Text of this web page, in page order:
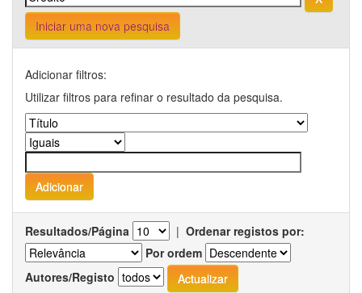
Iniciar uma nova pesquisa
Adicionar filtros:
Utilizar filtros para refinar o resultado da pesquisa.
Resultados/Página | Ordenar registos por:
Por ordem
Autores/Registo